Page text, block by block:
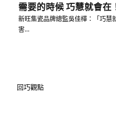
需要的時候 巧慧就會在
新旺集瓷品牌總監吳佳樺：「巧慧
害…
回巧觀點